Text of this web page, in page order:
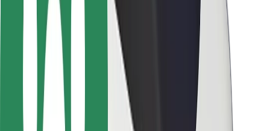
Lokacije
Rešitve za mesto
Letališča
Bolt polnilne postaje
Pomoč
Za potnike